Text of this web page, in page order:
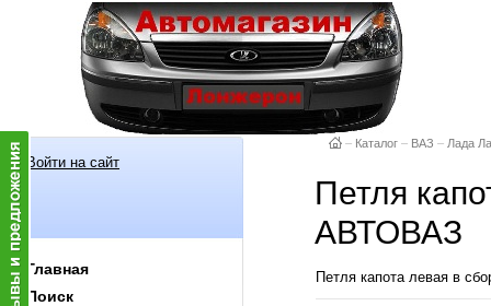
Войти на сайт
Главная
Поиск
– Каталог – ВАЗ – Лада
Петля
АВТОВАЗ
Петля капота левая в